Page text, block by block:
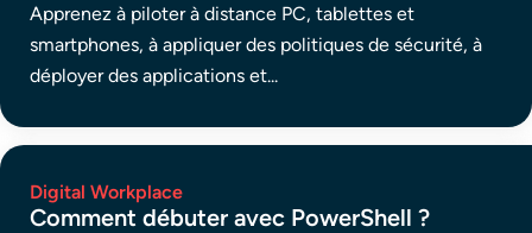
Apprenez à piloter à distance PC, tablettes et
smartphones, à appliquer des politiques de sécurité, à
déployer des applications et...
Digital Workplace
Comment débuter avec PowerShell ?